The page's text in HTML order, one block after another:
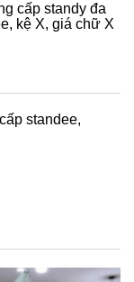
cấp standy đa
kệ X, giá chữ X
standee,